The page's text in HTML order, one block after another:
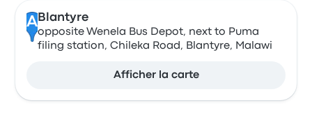
A Blantyre
opposite Wenela Bus Depot, next to Puma
filing station, Chileka Road, Blantyre, Malawi
Afficher la carte